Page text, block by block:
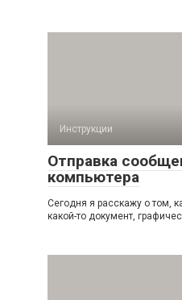
Инструкции
Отправка
компьютера
Сегодня я расскажу о том,
какой-то документ,